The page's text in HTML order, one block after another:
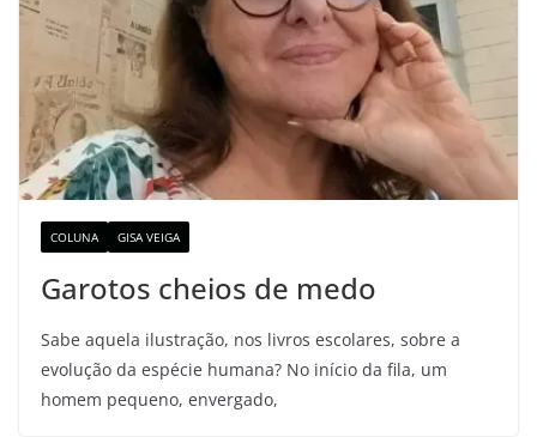
COLUNA GISA VEIGA
Garotos cheios de medo
Sabe aquela ilustração, nos livros escolares, sobre a
evolução da espécie humana? No início da fila, um
homem pequeno, envergado,